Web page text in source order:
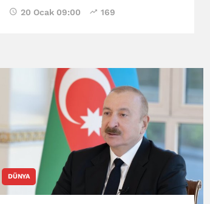
20 Ocak 09:00 169
DÜNYA